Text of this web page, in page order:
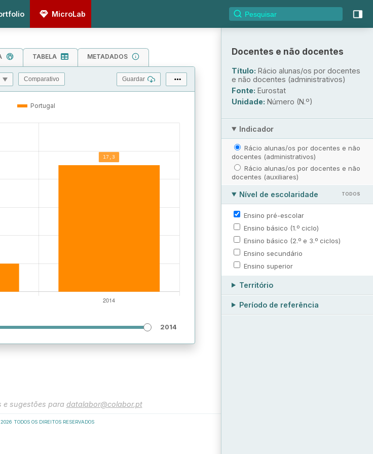
MicroLab
TABELA METADADOS
Comparativo Guardar
Portugal
2014
e sugestões para datalabor@colabor.pt
2026 TODOS OS DIREITOS RESERVADOS
Docentes e não docentes
Título: Rácio alunas/os por docentes
e não docentes (administrativos)
Fonte: Eurostat
Unidade: Número (N.º)
Indicador
Rácio alunas/os por docentes e não
docentes (administrativos)
Rácio alunas/os por docentes e não
docentes (auxiliares)
Nível de escolaridade TODOS
Ensino pré-escolar
Ensino básico (1.º ciclo)
Ensino básico (2.º e 3.º ciclos)
Ensino secundário
Ensino superior
Território
Período de referência